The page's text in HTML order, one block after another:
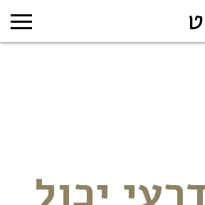
יכול